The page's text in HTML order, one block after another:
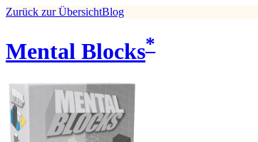
Zurück zur ÜbersichtBlog
Mental Blocks*